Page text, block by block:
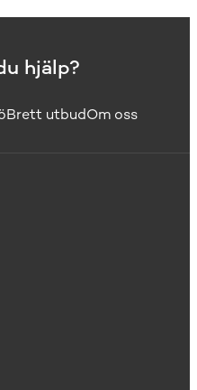
hjälp?
Brett utbudOm oss